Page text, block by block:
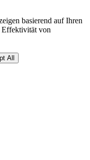
basierend auf Ihren
Effektivität von
All